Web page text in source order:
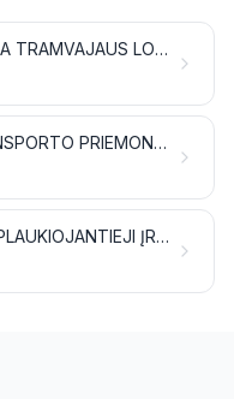
GELEŽINKELIO ARBA TRAMVAJAUS LOKOMOTYVAI, RIEDMENYS IR JŲ DALYS; GELEŽINKELIŲ ARBA TRAMVAJŲ BĖGIŲ ĮRENGINIAI IR ĮTAISAI BEI JŲ DALYS; VISŲ RŪŠIŲ MECHANINĖ (ĮSKAITANT ELEKTROMECHANINĘ) EISMO SIGNALIZACIJOS ĮRANGA
ANTŽEMINIO TRANSPORTO PRIEMONĖS, IŠSKYRUS GELEŽINKELIO IR TRAMVAJAUS RIEDMENIS; JŲ DALYS IR REIKMENYS
LAIVAI, VALTYS IR PLAUKIOJANTIEJI ĮRENGINIAI